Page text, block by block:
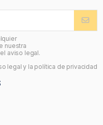
nuestra
aviso legal.
legal y la política de privacidad